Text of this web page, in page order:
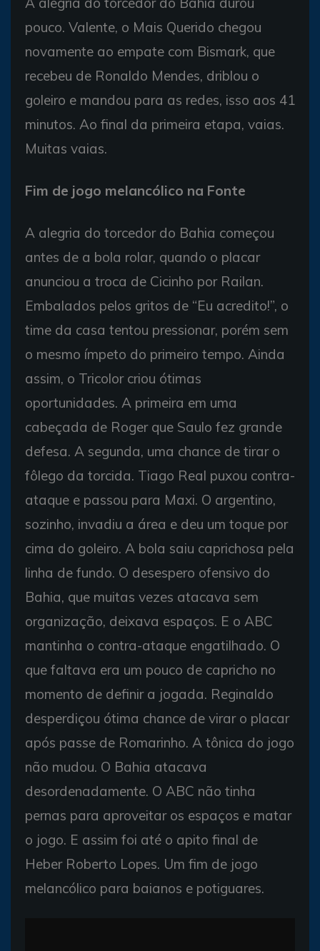
pouco. Valente, o Mais Querido chegou
novamente ao empate com Bismark, que
recebeu de Ronaldo Mendes, driblou o
goleiro e mandou para as redes, isso aos 41
minutos. Ao final da primeira etapa, vaias.
Muitas vaias.
Fim de jogo melancólico na Fonte
A alegria do torcedor do Bahia começou
antes de a bola rolar, quando o placar
anunciou a troca de Cicinho por Railan.
Embalados pelos gritos de “Eu acredito!”, o
time da casa tentou pressionar, porém sem
o mesmo ímpeto do primeiro tempo. Ainda
assim, o Tricolor criou ótimas
oportunidades. A primeira em uma
cabeçada de Roger que Saulo fez grande
defesa. A segunda, uma chance de tirar o
fôlego da torcida. Tiago Real puxou contra-
ataque e passou para Maxi. O argentino,
sozinho, invadiu a área e deu um toque por
cima do goleiro. A bola saiu caprichosa pela
linha de fundo. O desespero ofensivo do
Bahia, que muitas vezes atacava sem
organização, deixava espaços. E o ABC
mantinha o contra-ataque engatilhado. O
que faltava era um pouco de capricho no
momento de definir a jogada. Reginaldo
desperdiçou ótima chance de virar o placar
após passe de Romarinho. A tônica do jogo
não mudou. O Bahia atacava
desordenadamente. O ABC não tinha
pernas para aproveitar os espaços e matar
o jogo. E assim foi até o apito final de
Heber Roberto Lopes. Um fim de jogo
melancólico para baianos e potiguares.